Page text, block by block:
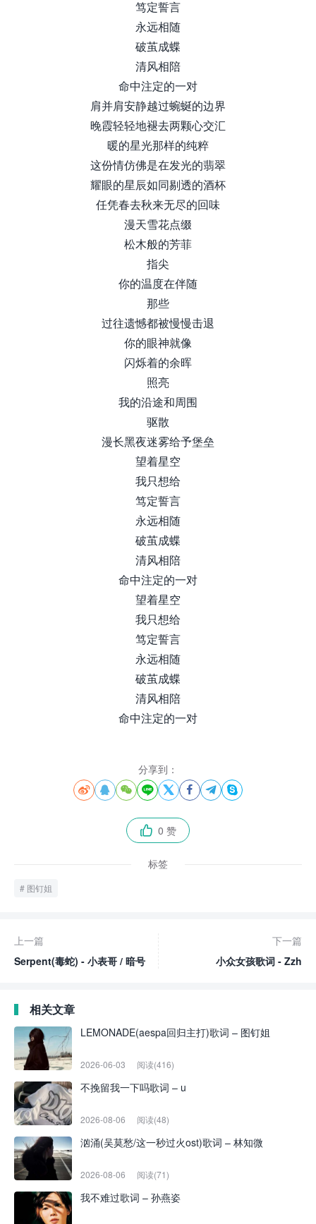
笃定誓言
永远相随
破茧成蝶
清风相陪
命中注定的一对
肩并肩安静越过蜿蜒的边界
晚霞轻轻地褪去两颗心交汇
暖的星光那样的纯粹
这份情仿佛是在发光的翡翠
耀眼的星辰如同剔透的酒杯
任凭春去秋来无尽的回味
漫天雪花点缀
松木般的芳菲
指尖
你的温度在伴随
那些
过往遗憾都被慢慢击退
你的眼神就像
闪烁着的余晖
照亮
我的沿途和周围
驱散
漫长黑夜迷雾给予堡垒
望着星空
我只想给
笃定誓言
永远相随
破茧成蝶
清风相陪
命中注定的一对
望着星空
我只想给
笃定誓言
永远相随
破茧成蝶
清风相陪
命中注定的一对
分享到：
       
 0 赞
标签
图钉姐
上一篇
Serpent(毒蛇) - 小表哥 / 暗号
下一篇
小众女孩歌词 - Zzh
相关文章
LEMONADE(aespa回归主打)歌词 – 图钉姐
2026-06-03 阅读(416)
不挽留我一下吗歌词 – u
2026-08-06 阅读(48)
汹涌(吴莫愁/这一秒过火ost)歌词 – 林知微
2026-08-06 阅读(71)
我不难过歌词 – 孙燕姿